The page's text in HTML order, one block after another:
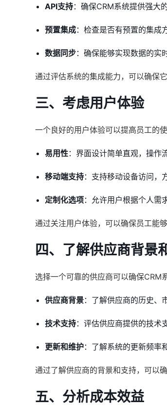
API支持：确保CRM系统提供强大
预置集成：检查是否有预置的集成
数据同步：确保能够实现数据的实
通过评估系统的集成能力，可以确保
三、考虑用户体验
一个良好的用户体验可以提高员工的
易用性：界面设计简单直观，操作
移动端支持：支持移动设备访问，
定制化选项：允许用户根据个人需
通过关注用户体验，可以确保员工能
四、了解供应商背景
选择一个可靠的供应商可以确保CRM
供应商背景：了解供应商的历史、
技术支持：评估供应商提供的技术
更新和维护：了解系统的更新频率
通过了解供应商的背景和支持，可以
五、分析成本效益